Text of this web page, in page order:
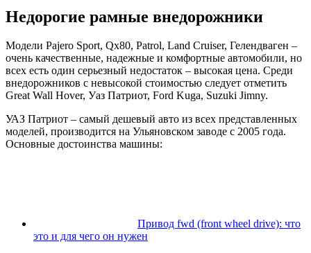
Недорогие рамные внедорожники
Модели Pajero Sport, Qx80, Patrol, Land Cruiser, Гелендваген –
очень качественные, надежные и комфортные автомобили, но
всех есть один серьезный недостаток – высокая цена. Среди
внедорожников с невысокой стоимостью следует отметить
Great Wall Hover, Уаз Патриот, Ford Kuga, Suzuki Jimny.
УАЗ Патриот – самый дешевый авто из всех представленных
моделей, производится на Ульяновском заводе с 2005 года.
Основные достоинства машины:
Привод fwd (front wheel drive): что
это и для чего он нужен